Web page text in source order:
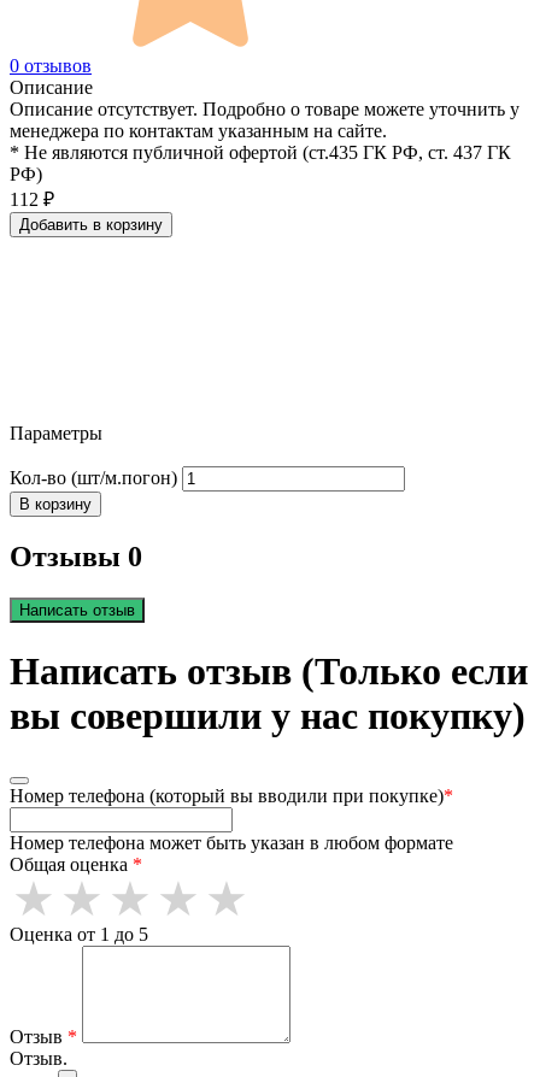
0 отзывов
Описание
Описание отсутствует. Подробно о товаре можете уточнить у
менеджера по контактам указанным на сайте.
* Не являются публичной офертой (ст.435 ГК РФ, cт. 437 ГК
РФ)
112 ₽
Добавить в корзину
Параметры
Кол-во (шт/м.погон)
В корзину
Отзывы 0
Написать отзыв
Написать отзыв (Только если
вы совершили у нас покупку)
Номер телефона (который вы вводили при покупке)*
Номер телефона может быть указан в любом формате
Общая оценка *
Оценка от 1 до 5
Отзыв *
Отзыв.